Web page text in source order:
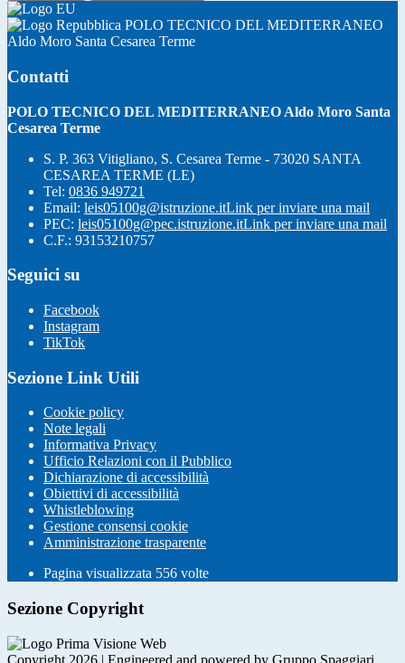
POLO TECNICO DEL MEDITERRANEO
Aldo Moro Santa Cesarea Terme
Contatti
POLO TECNICO DEL MEDITERRANEO Aldo Moro Santa
Cesarea Terme
S. P. 363 Vitigliano, S. Cesarea Terme - 73020 SANTA
CESAREA TERME (LE)
Tel: 0836 949721
Email: leis05100g@istruzione.itLink per inviare una mail
PEC: leis05100g@pec.istruzione.itLink per inviare una mail
C.F.: 93153210757
Seguici su
Facebook
Instagram
TikTok
Sezione Link Utili
Cookie policy
Note legali
Informativa Privacy
Ufficio Relazioni con il Pubblico
Dichiarazione di accessibilità
Obiettivi di accessibilità
Whistleblowing
Gestione consensi cookie
Amministrazione trasparente
Pagina visualizzata 556 volte
Sezione Copyright
Copyright 2026 | Engineered and powered by Gruppo Spaggiari